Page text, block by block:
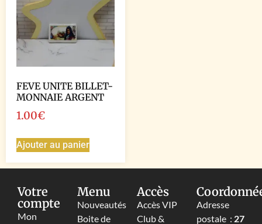
FEVE UNITE BILLET-
MONNAIE ARGENT
1.00€
Ajouter au panier
Votre
compte
Mon
Menu
Nouveautés
Boite de
Accès
Accès VIP
Club &
Adresse
postale : 27